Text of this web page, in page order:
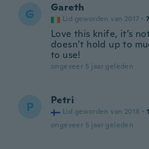
G Gareth
Lid geworden van 2017 · 7
Love this knife, it’s
doesn’t hold up to
to use!
ongeveer 5 jaar geleden
P Petri
Lid geworden van 2018 ·
ongeveer 5 jaar geleden